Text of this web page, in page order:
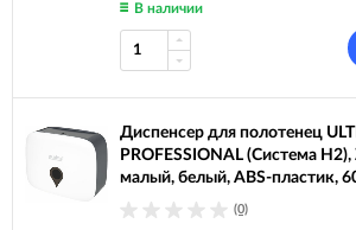
В наличии
Диспенсер для полотенец
PROFESSIONAL (Система
малый, белый, ABS-пластик,
(0)